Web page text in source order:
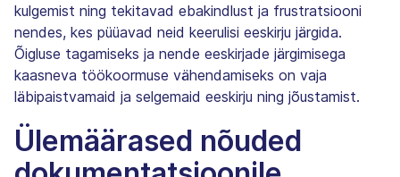
kulgemist ning tekitavad ebakindlust ja frustratsiooni
nendes, kes püüavad neid keerulisi eeskirju järgida.
Õigluse tagamiseks ja nende eeskirjade järgimisega
kaasneva töökoormuse vähendamiseks on vaja
läbipaistvamaid ja selgemaid eeskirju ning jõustamist.
Ülemäärased nõuded